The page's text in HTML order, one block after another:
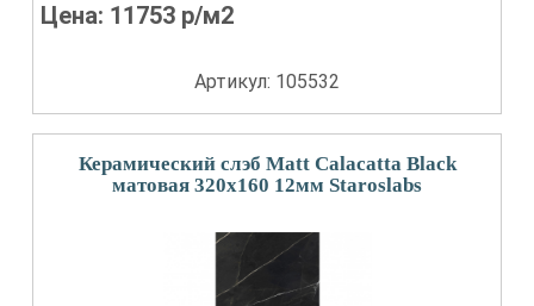
Цена: 11753 р/м2
Артикул: 105532
Керамический слэб Matt Calacatta Black
матовая 320x160 12мм Staroslabs